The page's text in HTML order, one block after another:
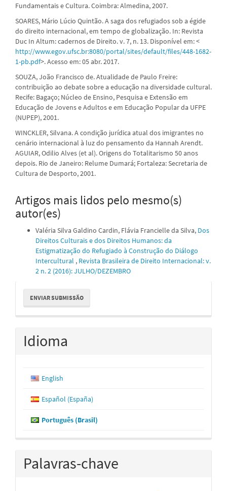
Fundamentais e Cultura. Coimbra: Almedina, 2007.
SOARES, Mário Lúcio Quintão. A saga dos refugiados sob a égide
do direito internacional, em tempo de globalização. In: Revista
Duc In Altum: cadernos de Direito. v. 7, n. 13. Disponível em: <
http://www.egov.ufsc.br:8080/portal/sites/default/files/448-1682-
1-pb.pdf>. Acesso em: 05 abr. 2017.
SOUZA, João Francisco de. Atualidade de Paulo Freire:
contribuição ao debate sobre a educação na diversidade cultural.
Recife: Bagaço; Núcleo de Ensino, Pesquisa e Extensão em
Educação de Jovens e Adultos e em Educação Popular da UFPE
(NUPEP), 2001.
WINCKLER, Silvana. A condição jurídica atual dos imigrantes no
cenário internacional à luz do pensamento da Hannah Arendt.
AGUIAR, Odilio Alves (et al). Origens do Totalitarismo 50 anos
depois. Rio de Janeiro: Relume Dumará; Fortaleza: Secretaria de
Cultura de Desporto, 2001.
Artigos mais lidos pelo mesmo(s)
autor(es)
Valéria Silva Galdino Cardin, Flávia Francielle da Silva, Dos
Direitos Culturais e dos Direitos Humanos: da
Estigmatização do Refugiado à Construção do Diálogo
Intercultural , Revista Brasileira de Direito Internacional: v.
2 n. 2 (2016): JULHO/DEZEMBRO
Enviar
Submissão
ENVIAR SUBMISSÃO
Idioma
English
Español (España)
Português (Brasil)
Palavras-chave